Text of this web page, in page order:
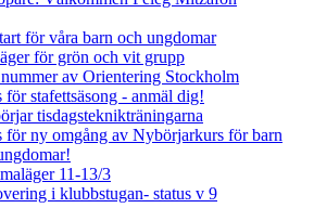
för våra barn och ungdomar
för grön och vit grupp
av Orientering Stockholm
för stafettsäsong - anmäl dig!
tisdagsteknikträningarna
för ny omgång av Nybörjarkurs för barn
11-13/3
i klubbstugan- status v 9